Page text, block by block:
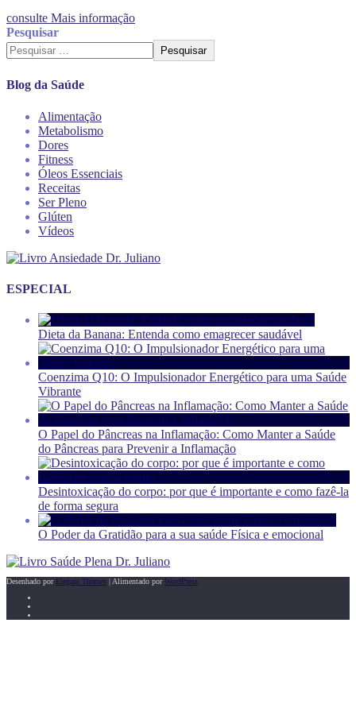
consulte Mais informação
Pesquisar
Pesquisar
Blog da Saúde
Alimentação
Metabolismo
Dores
Fitness
Óleos Essenciais
Receitas
Ser Pleno
Glúten
Vídeos
ESPECIAL
Dieta da Banana: Entenda como emagrecer saudável
Coenzima Q10: O Impulsionador Energético para uma Saúde
Vibrante
O Papel do Pâncreas na Inflamação: Como Manter a Saúde
do Pâncreas para Prevenir a Inflamação
Desintoxicação do corpo: por que é importante e como fazê-la
de forma segura
O Poder da Gratidão para a sua saúde Física e emocional
Desenhado por Elegant Themes | Alimentado porWordPress